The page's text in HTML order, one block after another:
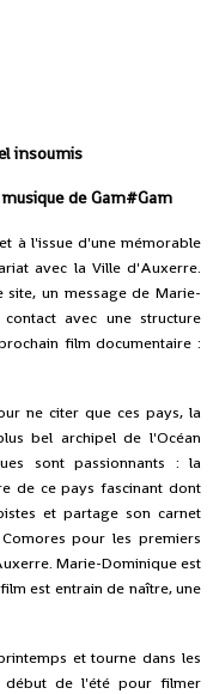
insoumis
de Gam#Gam
à l'issue d'une mémorable
avec la Ville d'Auxerre.
un message de Marie-
avec une structure
film documentaire :
ne citer que ces pays, la
bel archipel de l'Océan
sont passionnants : la
de ce pays fascinant dont
et partage son carnet
pour les premiers
Marie-Dominique est
est entrain de naître, une
et tourne dans les
début de l'été pour filmer